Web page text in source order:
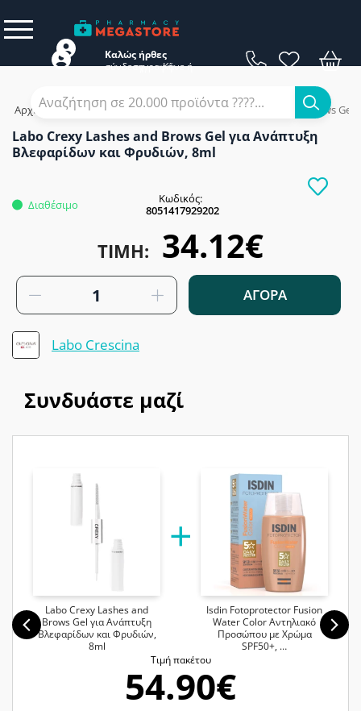
Καλώς ήρθες
Κάνε
σύνδεση ή
εγγραφή
Αρχική / Εταιρίες Labo Crescina /Labo Crexy Lashes and Brows Gel
Labo Crexy Lashes and Brows Gel για Ανάπτυξη
Βλεφαρίδων και Φρυδιών, 8ml
Διαθέσιμο
Κωδικός:
8051417929202
ΤΙΜΉ: 34.12€
ΑΓΟΡΑ
Labo Crescina
Συνδυάστε μαζί
Labo Crexy Lashes and
Brows Gel για Ανάπτυξη
Βλεφαρίδων και Φρυδιών,
8ml
Isdin Fotoprotector Fusion
Water Color Αντηλιακό
Προσώπου με Χρώμα
SPF50+, …
Tιμή πακέτου
54.90€